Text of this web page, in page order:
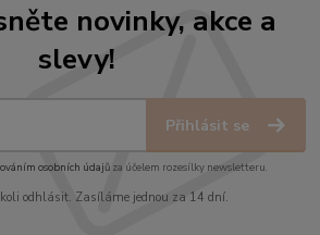
novinky, akce a
slevy!
Přihlásit se
osobních údajůza účelem rozesílky newsletteru.
odhlásit. Zasíláme jednou za 14 dní.